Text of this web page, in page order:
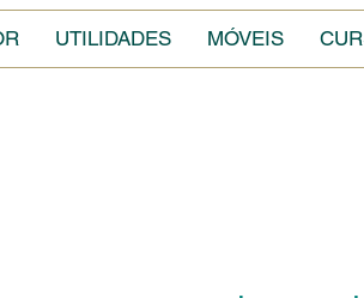
UTILIDADES MÓVEIS